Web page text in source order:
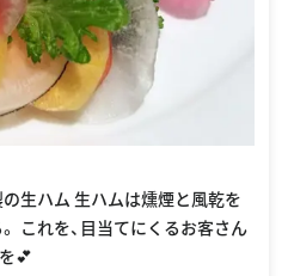
生ハム 生ハムは燻煙と風乾を
これを、目当てにくるお客さん
💕